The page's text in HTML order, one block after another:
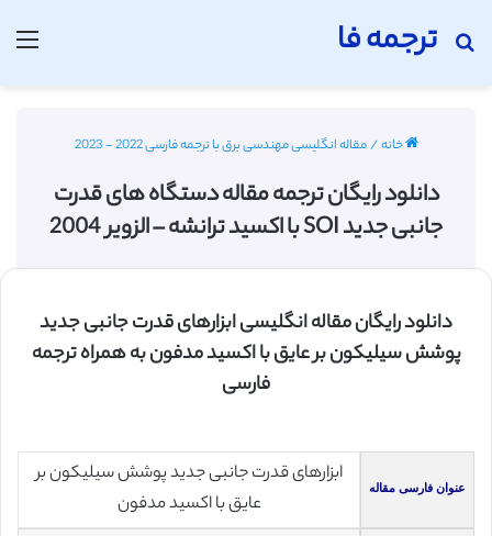
ترجمه فا
جستجو برای
خانه/مقاله انگلیسی مهندسی برق با ترجمه فارسی 2022 - 2023
دانلود رایگان ترجمه مقاله دستگاه های قدرت
جانبی جدید SOI با اکسید ترانشه – الزویر 2004
دانلود رایگان مقاله انگلیسی ابزارهای قدرت جانبی جدید
پوشش سیلیکون بر عایق با اکسید مدفون به همراه ترجمه
فارسی
عنوان فارسی مقاله
ابزارهای قدرت جانبی جدید پوشش سیلیکون بر
عایق با اکسید مدفون